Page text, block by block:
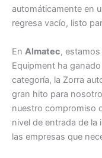
automáticamente en
regresa vacío, listo
En Almatec,
Equipment ha
categoría, la Zorra
gran hito para
nuestro compromiso
nivel de entrada de la
las empresas que